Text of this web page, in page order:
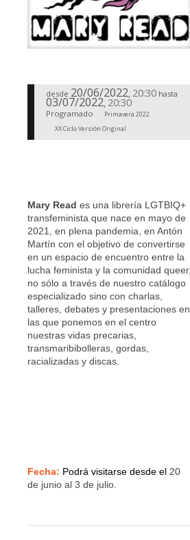
desde 20/06/2022 20:30 hasta
03/07/2022 20:30
Programado
Primavera 2022
XX Ciclo Versión Original
Mary Read es una librería LGTBIQ+
transfeminista que nace en mayo de
2021, en plena pandemia, en Antón
Martín con el objetivo de convertirse
en un espacio de encuentro entre la
lucha feminista y la comunidad queer,
no sólo a través de nuestro catálogo
especializado sino con charlas,
talleres, debates y presentaciones en
las que ponemos en el centro
nuestras vidas precarias,
transmaribibolleras, gordas,
racializadas y discas.
Fecha: Podrá visitarse desde el 20
de junio al 3 de julio.